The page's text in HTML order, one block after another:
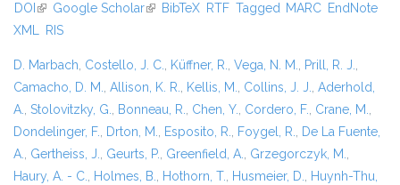
DOI (link is external)
Google Scholar(link is external)
BibTeX RTF Tagged MARC EndNote
XML RIS
D. Marbach, Costello, J. C., Küffner, R., Vega, N. M., Prill, R. J.,
Camacho, D. M., Allison, K. R., Kellis, M., Collins, J. J., Aderhold,
A., Stolovitzky, G., Bonneau, R., Chen, Y., Cordero, F., Crane, M.,
Dondelinger, F., Drton, M., Esposito, R., Foygel, R., De La Fuente,
A., Gertheiss, J., Geurts, P., Greenfield, A., Grzegorczyk, M.,
Haury, A. - C., Holmes, B., Hothorn, T., Husmeier, D., Huynh-Thu,